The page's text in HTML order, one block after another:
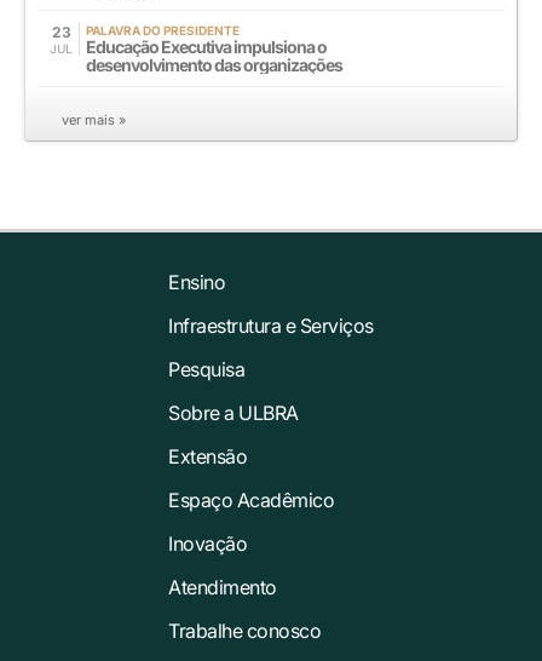
23
JUL
PALAVRA DO PRESIDENTE
Educação Executiva impulsiona o
desenvolvimento das organizações
ver mais »
Ensino
Infraestrutura e Serviços
Pesquisa
Sobre a ULBRA
Extensão
Espaço Acadêmico
Inovação
Atendimento
Trabalhe conosco